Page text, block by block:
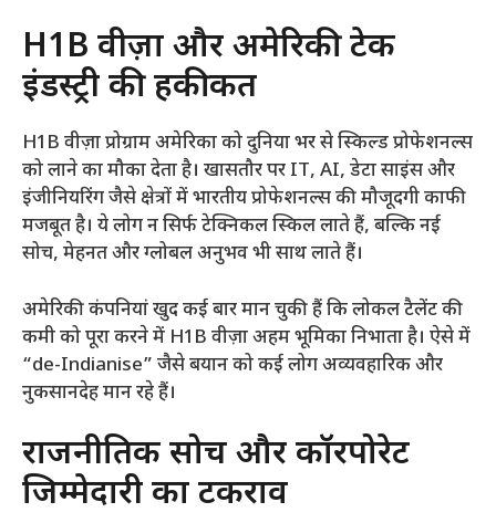
H1B वीज़ा और अमेरिकी टेक
इंडस्ट्री की हकीकत
H1B वीज़ा प्रोग्राम अमेरिका को दुनिया भर से स्किल्ड प्रोफेशनल्स
को लाने का मौका देता है। खासतौर पर IT, AI, डेटा साइंस और
इंजीनियरिंग जैसे क्षेत्रों में भारतीय प्रोफेशनल्स की मौजूदगी काफी
मजबूत है। ये लोग न सिर्फ टेक्निकल स्किल लाते हैं, बल्कि नई
सोच, मेहनत और ग्लोबल अनुभव भी साथ लाते हैं।
अमेरिकी कंपनियां खुद कई बार मान चुकी हैं कि लोकल टैलेंट की
कमी को पूरा करने में H1B वीज़ा अहम भूमिका निभाता है। ऐसे में
“de-Indianise” जैसे बयान को कई लोग अव्यवहारिक और
नुकसानदेह मान रहे हैं।
राजनीतिक सोच और कॉरपोरेट
जिम्मेदारी का टकराव